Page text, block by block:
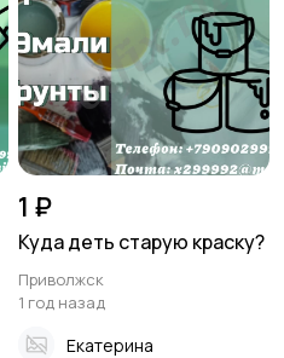
1 ₽
Куда деть старую краску?
Приволжск
1 год назад
Екатерина